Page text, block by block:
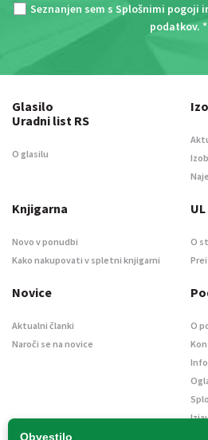
Seznanjen sem s Splošnimi pogoji
podatkov. *
Obvestilo
Glasilo
Uradni list RS
O glasilu
Knjigarna
Novo v ponudbi
Kako nakupovati v spletni knjigarni
O
Novice
Aktualni članki
Naroči se na novice
O